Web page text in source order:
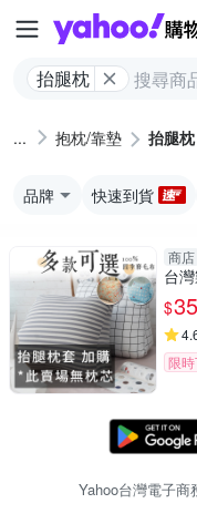
抬腿枕
抱枕/靠墊 抬腿枕
品牌 快速到貨
商店
台
$
限
Yahoo台灣電子